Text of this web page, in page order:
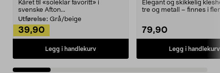
Kåret til «soleklar favoritt» i
svenske Afton...
Utførelse: Grå/beige
39,90
Legg i handlekurv
Elegant og skikkelig
tre og metall – finnes i
79,90
Legg i handlekurv